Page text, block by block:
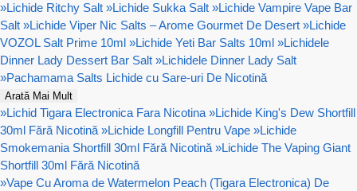
»Lichide Ritchy Salt »Lichide Sukka Salt »Lichide Vampire Vape Bar
Salt »Lichide Viper Nic Salts – Arome Gourmet De Desert »Lichide
VOZOL Salt Prime 10ml »Lichide Yeti Bar Salts 10ml »Lichidele
Dinner Lady Dessert Bar Salt »Lichidele Dinner Lady Salt
»Pachamama Salts Lichide cu Sare-uri De Nicotină
Arată Mai Mult
»Lichid Tigara Electronica Fara Nicotina »Lichide King's Dew Shortfill
30ml Fără Nicotină »Lichide Longfill Pentru Vape »Lichide
Smokemania Shortfill 30ml Fără Nicotină »Lichide The Vaping Giant
Shortfill 30ml Fără Nicotină
»Vape Cu Aroma de Watermelon Peach (Tigara Electronica) De